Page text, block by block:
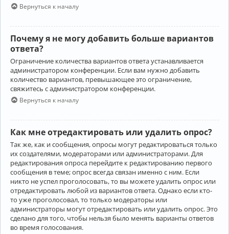
Вернуться к началу
Почему я не могу добавить больше вариантов
ответа?
Ограничение количества вариантов ответа устанавливается
администратором конференции. Если вам нужно добавить
количество вариантов, превышающее это ограничение,
свяжитесь с администратором конференции.
Вернуться к началу
Как мне отредактировать или удалить опрос?
Так же, как и сообщения, опросы могут редактироваться только
их создателями, модераторами или администраторами. Для
редактирования опроса перейдите к редактированию первого
сообщения в теме; опрос всегда связан именно с ним. Если
никто не успел проголосовать, то вы можете удалить опрос или
отредактировать любой из вариантов ответа. Однако если кто-
то уже проголосовал, то только модераторы или
администраторы могут отредактировать или удалить опрос. Это
сделано для того, чтобы нельзя было менять варианты ответов
во время голосования.